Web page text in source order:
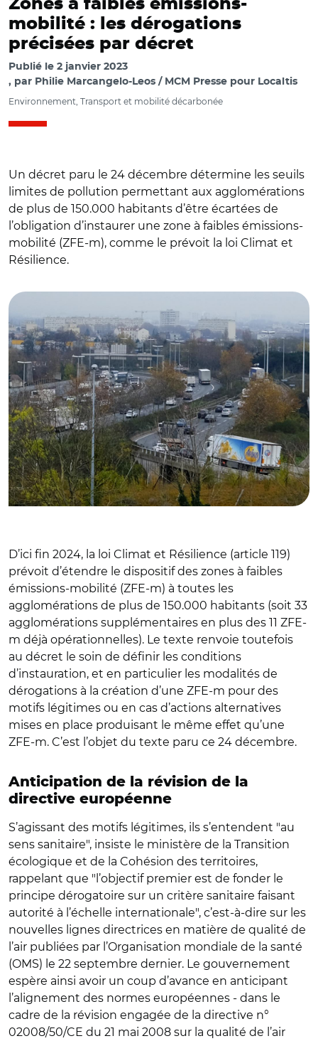
Zones à faibles émissions-
mobilité : les dérogations
précisées par décret
Publié le 2 janvier 2023
par Philie Marcangelo-Leos / MCM Presse pour Localtis
Environnement, Transport et mobilité décarbonée
Un décret paru le 24 décembre détermine les seuils
limites de pollution permettant aux agglomérations
de plus de 150.000 habitants d’être écartées de
l’obligation d’instaurer une zone à faibles émissions-
mobilité (ZFE-m), comme le prévoit la loi Climat et
Résilience.
D’ici fin 2024, la loi Climat et Résilience (article 119)
prévoit d’étendre le dispositif des zones à faibles
émissions-mobilité (ZFE-m) à toutes les
agglomérations de plus de 150.000 habitants (soit 33
agglomérations supplémentaires en plus des 11 ZFE-
m déjà opérationnelles). Le texte renvoie toutefois
au décret le soin de définir les conditions
d’instauration, et en particulier les modalités de
dérogations à la création d’une ZFE-m pour des
motifs légitimes ou en cas d’actions alternatives
mises en place produisant le même effet qu’une
ZFE-m. C’est l’objet du texte paru ce 24 décembre.
Anticipation de la révision de la
directive européenne
S’agissant des motifs légitimes, ils s’entendent "au
sens sanitaire", insiste le ministère de la Transition
écologique et de la Cohésion des territoires,
rappelant que "l’objectif premier est de fonder le
principe dérogatoire sur un critère sanitaire faisant
autorité à l’échelle internationale", c’est-à-dire sur les
nouvelles lignes directrices en matière de qualité de
l’air publiées par l’Organisation mondiale de la santé
(OMS) le 22 septembre dernier. Le gouvernement
espère ainsi avoir un coup d’avance en anticipant
l’alignement des normes européennes - dans le
cadre de la révision engagée de la directive n°
02008/50/CE du 21 mai 2008 sur la qualité de l’air